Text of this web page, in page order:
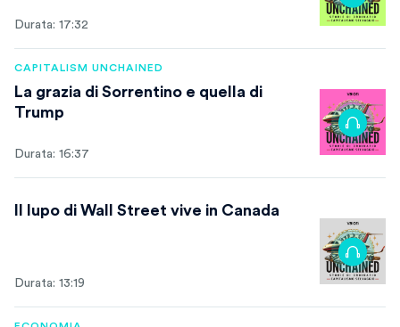
Durata: 17:32
CAPITALISM UNCHAINED
La grazia di Sorrentino e quella di
Trump
Durata: 16:37
Il lupo di Wall Street vive in Canada
Durata: 13:19